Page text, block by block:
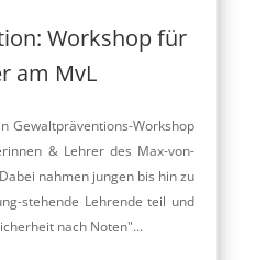
Workshop für
am MvL
Gewaltpräventions-Workshop
& Lehrer des Max-von-
nahmen jungen bis hin zu
stehende Lehrende teil und
nach Noten"...